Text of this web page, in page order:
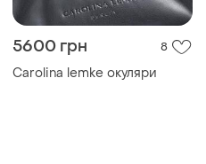
5600 грн 8
Carolina lemke окуляри